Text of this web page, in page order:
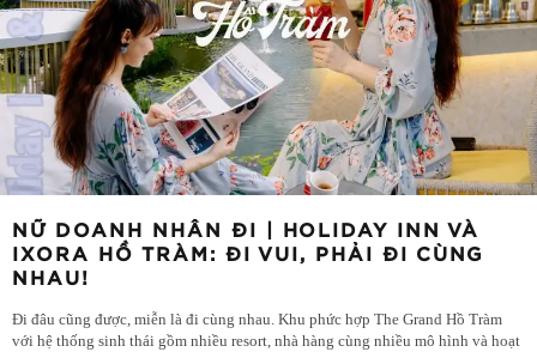
NỮ DOANH NHÂN ĐI | HOLIDAY INN VÀ
IXORA HỒ TRÀM: ĐI VUI, PHẢI ĐI CÙNG
NHAU!
Đi đâu cũng được, miễn là đi cùng nhau. Khu phức hợp The Grand Hồ Tràm
với hệ thống sinh thái gồm nhiều resort, nhà hàng cùng nhiều mô hình và hoạt